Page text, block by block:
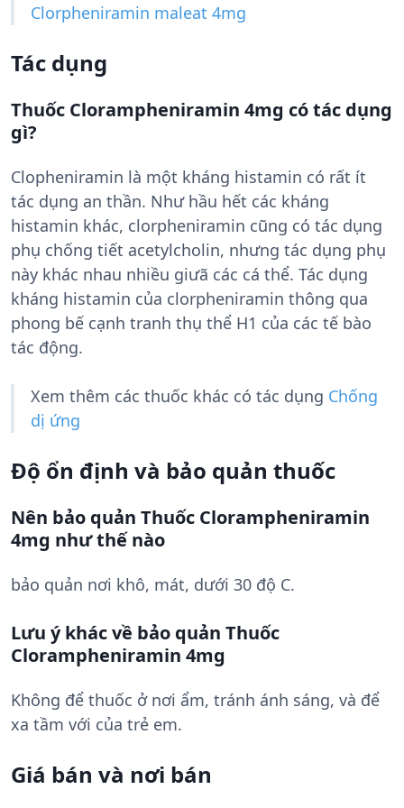
Clorpheniramin maleat 4mg
Tác dụng
Thuốc Clorampheniramin 4mg có tác dụng
gì?
Clopheniramin là một kháng histamin có rất ít
tác dụng an thần. Như hầu hết các kháng
histamin khác, clorpheniramin cũng có tác dụng
phụ chống tiết acetylcholin, nhưng tác dụng phụ
này khác nhau nhiều giưã các cá thể. Tác dụng
kháng histamin của clorpheniramin thông qua
phong bế cạnh tranh thụ thể H1 của các tế bào
tác động.
Xem thêm các thuốc khác có tác dụng Chống
dị ứng
Độ ổn định và bảo quản thuốc
Nên bảo quản Thuốc Clorampheniramin
4mg như thế nào
bảo quản nơi khô, mát, dưới 30 độ C.
Lưu ý khác về bảo quản Thuốc
Clorampheniramin 4mg
Không để thuốc ở nơi ẩm, tránh ánh sáng, và để
xa tầm với của trẻ em.
Giá bán và nơi bán